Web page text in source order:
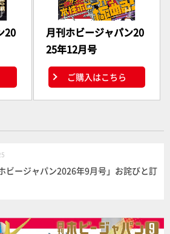
20
月刊ホビージャパン20
25年12月号
ご購入はこちら
ビージャパン2026年9月号」お詫びと訂